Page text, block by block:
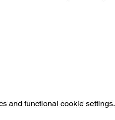
and functional cookie settings.